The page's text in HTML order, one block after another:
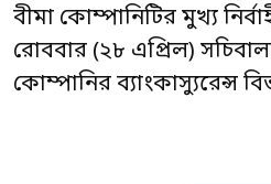
বীমা কোম্পানিটির মুখ্য
রোববার (২৮ এপ্রিল)
কোম্পানির ব্যাংকাস্যুরেন্স